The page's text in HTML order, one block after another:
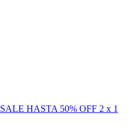
SALE HASTA 50% OFF 2 x 1